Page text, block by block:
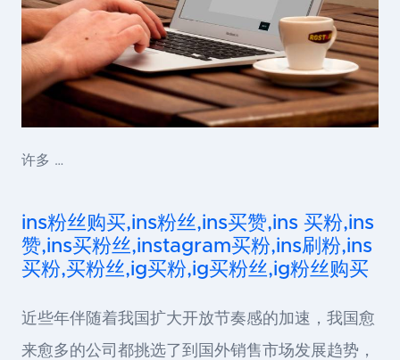
许多 …
ins粉丝购买,ins粉丝,ins买赞,ins 买粉,ins
赞,ins买粉丝,instagram买粉,ins刷粉,ins
买粉,买粉丝,ig买粉,ig买粉丝,ig粉丝购买
近些年伴随着我国扩大开放节奏感的加速，我国愈
来愈多的公司都挑选了到国外销售市场发展趋势，